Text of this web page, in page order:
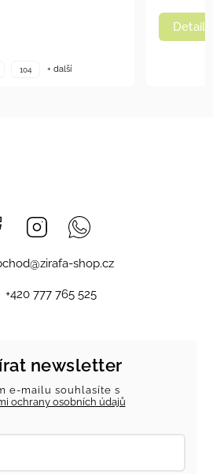
104 + další
Detail
Facebook Instagram
@zirafa-shop.cz
+420 777 765 525
newsletter
e-mailu souhlasíte s
ochrany osobních údajů